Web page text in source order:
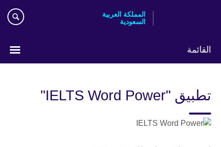
المملكة العربية
السعودية
القائمة
تطبيق "IELTS Word Power"